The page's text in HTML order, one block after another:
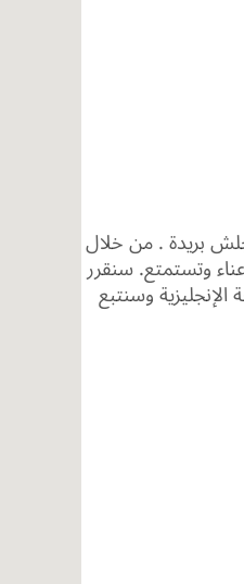
بريدة . من خلال
وتستمتع. سنقرر
وسنتبع